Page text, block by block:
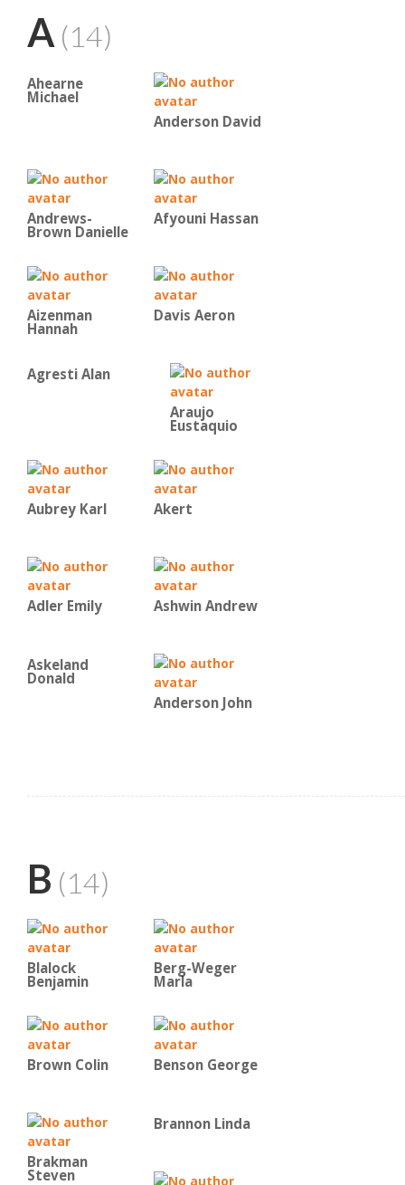
A (14)
Ahearne
Michael
Anderson David
Andrews-
Brown Danielle
Afyouni Hassan
Aizenman
Hannah
Davis Aeron
Agresti Alan
Araujo
Eustaquio
Aubrey Karl Akert
Adler Emily Ashwin Andrew
Askeland
Donald
Anderson John
B (14)
Blalock
Benjamin
Berg-Weger
Marla
Brown Colin Benson George
Brakman
Steven
Brannon Linda